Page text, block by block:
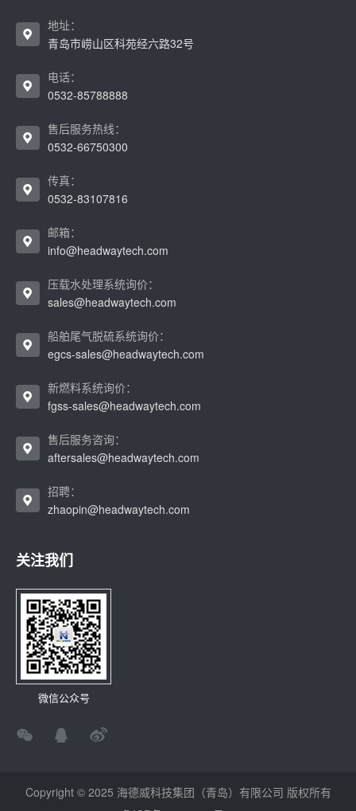
地址：
青岛市崂山区科苑经六路32号
电话：
0532-85788888
售后服务热线：
0532-66750300
传真：
0532-83107816
邮箱：
info@headwaytech.com
压载水处理系统询价：
sales@headwaytech.com
船舶尾气脱硫系统询价：
egcs-sales@headwaytech.com
新燃料系统询价：
fgss-sales@headwaytech.com
售后服务咨询：
aftersales@headwaytech.com
招聘：
zhaopin@headwaytech.com
关注我们
微信公众号
Copyright © 2025 海德威科技集团（青岛）有限公司 版权所有